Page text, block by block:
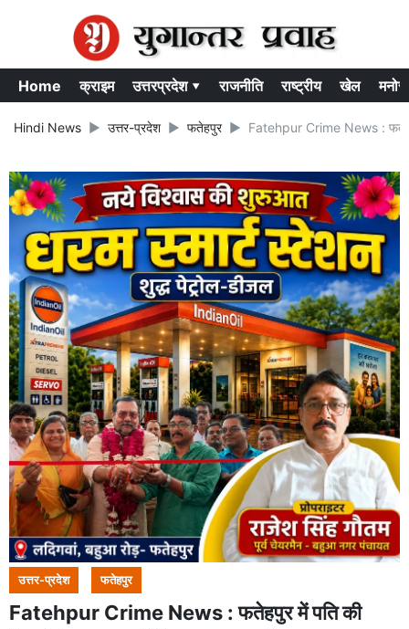
Home क्राइम उत्तरप्रदेश ▾ राजनीति राष्ट्रीय खेल
Hindi News उत्तर-प्रदेश फतेहपुर Fatehpur Crime News :
उत्तर-प्रदेश फतेहपुर
Fatehpur Crime News : फतेहपुर में पति की